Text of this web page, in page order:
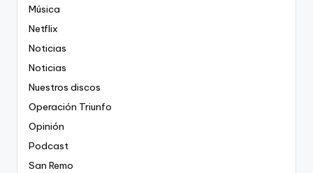
Música
Netflix
Noticias
Noticias
Nuestros discos
Operación Triunfo
Opinión
Podcast
San Remo